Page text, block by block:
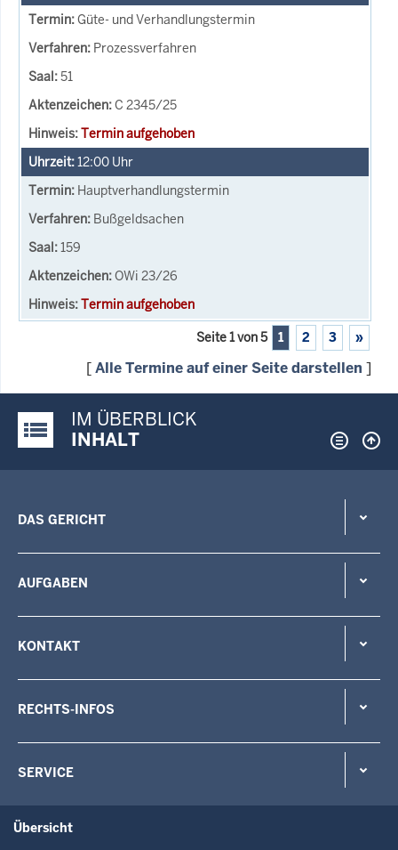
Güte- und Verhandlungstermin
Prozessverfahren
51
C 2345/25
Termin aufgehoben
12:00 Uhr
Hauptverhandlungstermin
Bußgeldsachen
159
OWi 23/26
Termin aufgehoben
Seite 1 von 5 1 2 3 »
[Alle Termine auf einer Seite darstellen ]
Justiz-Portal im Überblick:
IM ÜBERBLICK
INHALT
DAS GERICHT
AUFGABEN
KONTAKT
RECHTS-INFOS
SERVICE
Übersicht